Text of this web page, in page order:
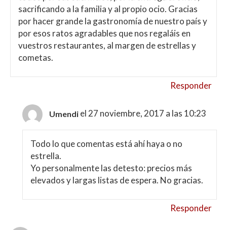
sacrificando a la familia y al propio ocio. Gracias
por hacer grande la gastronomía de nuestro país y
por esos ratos agradables que nos regaláis en
vuestros restaurantes, al margen de estrellas y
cometas.
Responder
Umendi el 27 noviembre, 2017 a las 10:23
Todo lo que comentas está ahí haya o no
estrella.
Yo personalmente las detesto: precios más
elevados y largas listas de espera. No gracias.
Responder